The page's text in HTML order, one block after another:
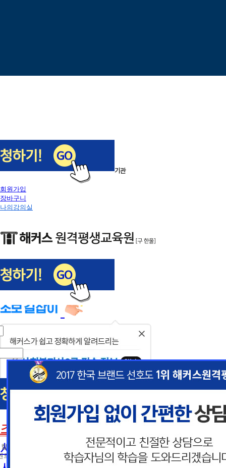
이전
다음
1/5
회원가입
장바구니
나의강의실
해커스편입
사회복지사1급
사회복지사
초보길잡이
사회복지사란
인혜택 제공
등 광고성 정보 제공, 통계자료 활용